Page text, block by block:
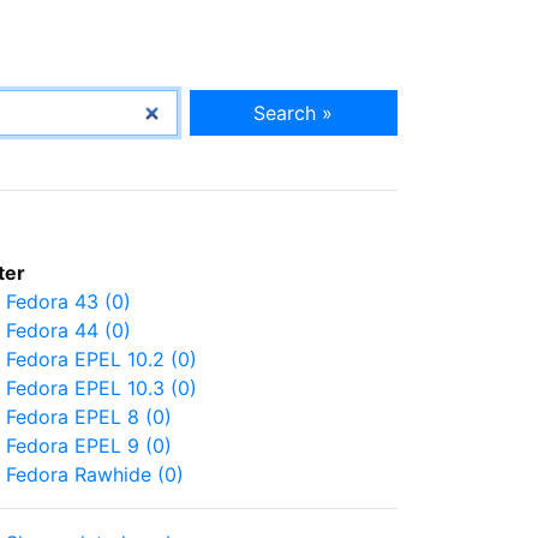
Search »
Fedora 43 (0)
Fedora 44 (0)
Fedora EPEL 10.2 (0)
Fedora EPEL 10.3 (0)
Fedora EPEL 8 (0)
Fedora EPEL 9 (0)
Fedora Rawhide (0)